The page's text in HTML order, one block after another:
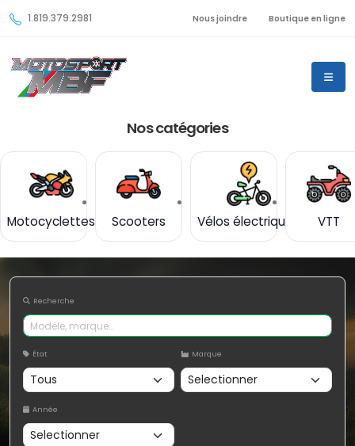
1.819.379.2981 Nous joindre Boutique en ligne
Nos catégories
Motocyclettes Scooters Vélos électriques VTT
Recherche
État Marque
Année